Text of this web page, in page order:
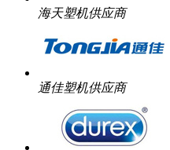
海天塑机供应商
通佳塑机供应商